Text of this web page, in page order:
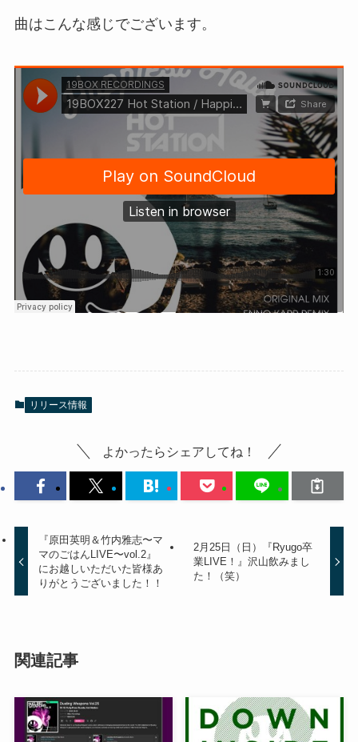
曲はこんな感じでございます。
リリース情報
よかったらシェアしてね！
『原田英明＆竹内雅志〜マ
マのごはんLIVE〜vol.2』
にお越しいただいた皆様あ
りがとうございました！！
2月25日（日）『Ryugo卒
業LIVE！』沢山飲みまし
た！（笑）
関連記事